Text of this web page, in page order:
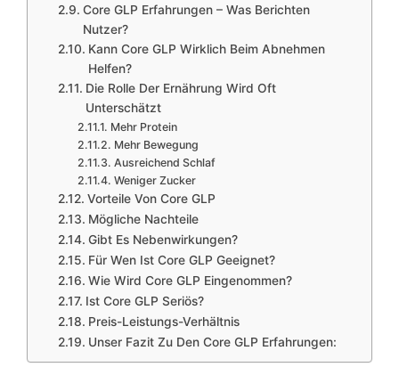
Core GLP Erfahrungen – Was Berichten
Nutzer?
Kann Core GLP Wirklich Beim Abnehmen
Helfen?
Die Rolle Der Ernährung Wird Oft
Unterschätzt
Mehr Protein
Mehr Bewegung
Ausreichend Schlaf
Weniger Zucker
Vorteile Von Core GLP
Mögliche Nachteile
Gibt Es Nebenwirkungen?
Für Wen Ist Core GLP Geeignet?
Wie Wird Core GLP Eingenommen?
Ist Core GLP Seriös?
Preis-Leistungs-Verhältnis
Unser Fazit Zu Den Core GLP Erfahrungen: